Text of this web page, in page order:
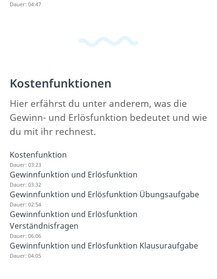
Dauer: 04:47
Kostenfunktionen
Hier erfährst du unter anderem, was die
Gewinn- und Erlösfunktion bedeutet und wie
du mit ihr rechnest.
Kostenfunktion
Dauer: 03:23
Gewinnfunktion und Erlösfunktion
Dauer: 03:32
Gewinnfunktion und Erlösfunktion Übungsaufgabe
Dauer: 02:54
Gewinnfunktion und Erlösfunktion
Verständnisfragen
Dauer: 06:06
Gewinnfunktion und Erlösfunktion Klausuraufgabe
Dauer: 04:05